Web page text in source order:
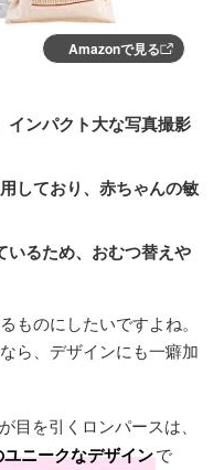
Amazonで見る
インパクト大な写真撮影
しており、赤ちゃんの敏
いるため、おむつ替えや
ものにしたいですよね。
ら、デザインにも一癖加
目を引くロンパースは、
ニークなデザインで